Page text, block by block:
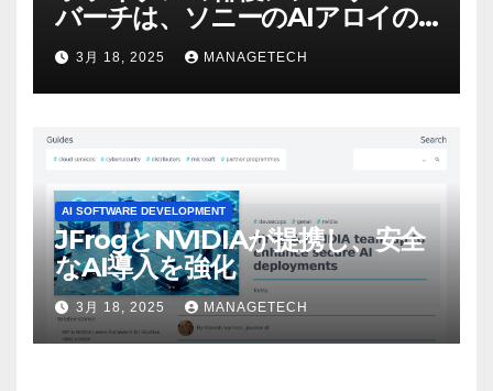
バーチは、ソニーのAIアロイの
ビデオを見て「ゲームパフォー
マンスという芸術形式に不安を
感じた」と語る – IGN
3月 18, 2025 MANAGETECH
AI SOFTWARE DEVELOPMENT
JFrogとNVIDIAが提携し、安全
なAI導入を強化
3月 18, 2025 MANAGETECH